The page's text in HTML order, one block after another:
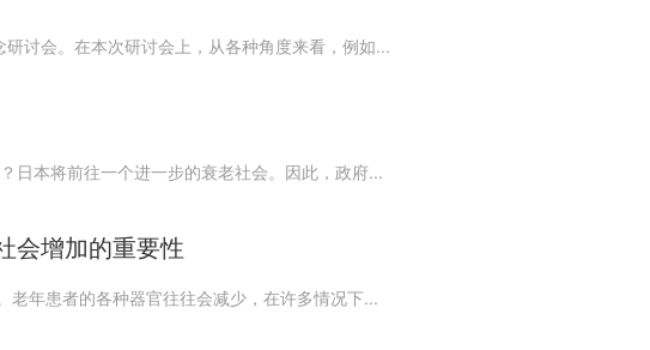
讨会。在本次研讨会上，从各种角度来看，例如...
日本将前往一个进一步的衰老社会。因此，政府...
会增加的重要性
老年患者的各种器官往往会减少，在许多情况下...